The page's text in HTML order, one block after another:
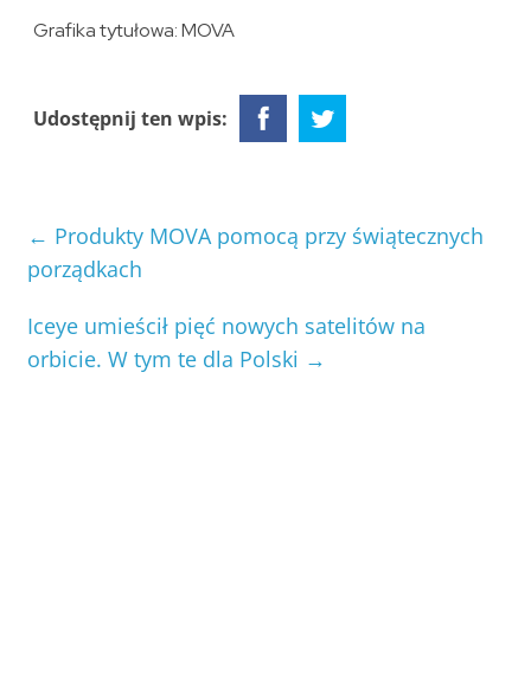
Grafika tytułowa: MOVA
Udostępnij ten wpis:
← Produkty MOVA pomocą przy świątecznych
porządkach
Iceye umieścił pięć nowych satelitów na
orbicie. W tym te dla Polski →